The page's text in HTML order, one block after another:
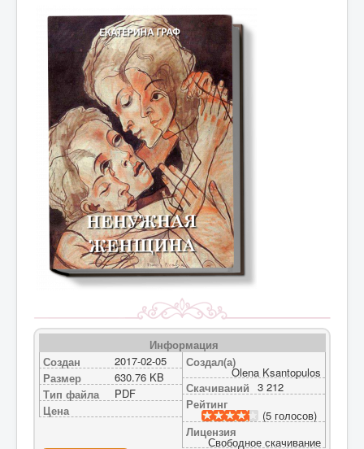
Информация
Создан
2017-02-05
Размер
630.76 KB
Тип файла
PDF
Цена
Создал(а)
Olena Ksantopulos
Скачиваний 3 212
Рейтинг
(5 голосов)
Лицензия
Свободное скачивание